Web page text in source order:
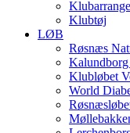
Klubtøj
LØB
Røsnæs
Klubløbet
World